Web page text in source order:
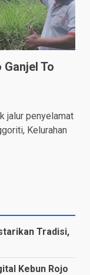
To
jalur penyelamat
Kelurahan
Tradisi,
Kebun Rojo